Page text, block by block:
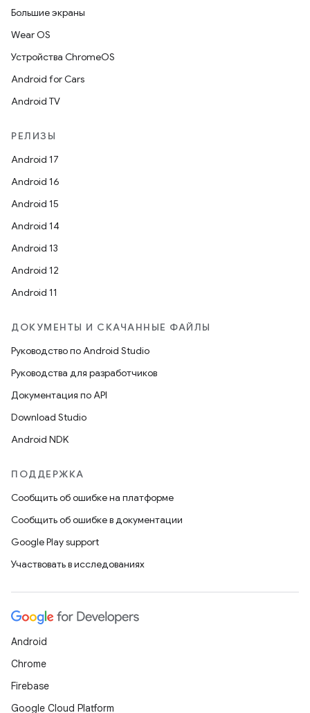
Большие экраны
Wear OS
Устройства ChromeOS
Android for Cars
Android TV
РЕЛИЗЫ
Android 17
Android 16
Android 15
Android 14
Android 13
Android 12
Android 11
ДОКУМЕНТЫ И СКАЧАННЫЕ ФАЙЛЫ
Руководство по Android Studio
Руководства для разработчиков
Документация по API
Download Studio
Android NDK
ПОДДЕРЖКА
Сообщить об ошибке на платформе
Сообщить об ошибке в документации
Google Play support
Участвовать в исследованиях
Android
Chrome
Firebase
Google Cloud Platform